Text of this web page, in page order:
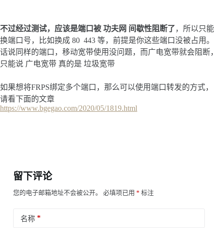
不过经过测试，应该是端口被 功夫网 间歇性阻断了，所以只能
换端口号，比如换成 80 443 等，前提是你这些端口没被占用。
话说同样的端口，移动宽带使用没问题，而广电宽带就会阻断，
只能说 广电宽带 真的是 垃圾宽带
如果想将FRPS绑定多个端口，那么可以使用端口转发的方式，
请看下面的文章
https://www.bgegao.com/2020/05/1819.html
留下评论
您的电子邮箱地址不会被公开。 必填项已用 * 标注
名称*